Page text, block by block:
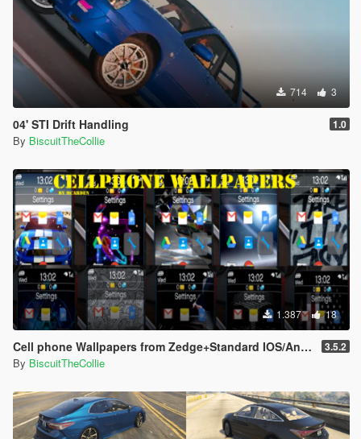
714 3
04' STI Drift Handling 1.0
By BiscuitTheCollie
1.387 18
Cell phone Wallpapers from Zedge+Standard IOS/Android Wallpaper 3.5.2
By BiscuitTheCollie